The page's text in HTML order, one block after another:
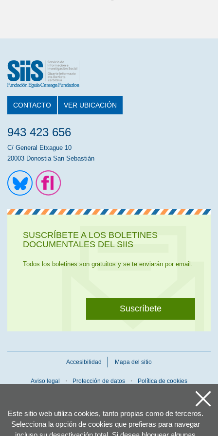
Este sitio web utiliza cookies, tanto propias como de terceros.
Selecciona la opción de cookies que prefieras para navegar
CONTACTO VER UBICACIÓN
943 423 656
C/ General Etxague 10
20003 Donostia San Sebastián
SUSCRÍBETE A LOS BOLETINES
DOCUMENTALES DEL SIIS
Todos los boletines son gratuitos y se te enviarán por email.
Suscríbete
Accesibilidad Mapa del sitio
Aviso legal Protección de datos Política de cookies